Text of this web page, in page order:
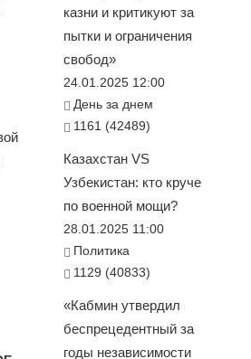
казни и критикуют за
пытки и ограничения
свобод»
24.01.2025 12:00
День за днем
1161 (42489)
Казахстан VS
Узбекистан: кто круче
по военной мощи?
28.01.2025 11:00
Политика
1129 (40833)
«Кабмин утвердил
беспрецедентный за
годы независимости